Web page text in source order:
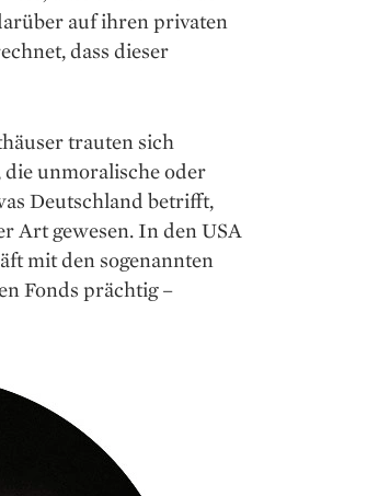
auf ihren privaten
dass dieser
trauten sich
unmoralische oder
Deutschland betrifft,
Art gewesen. In den USA
mit den sogenannten
Fonds prächtig –